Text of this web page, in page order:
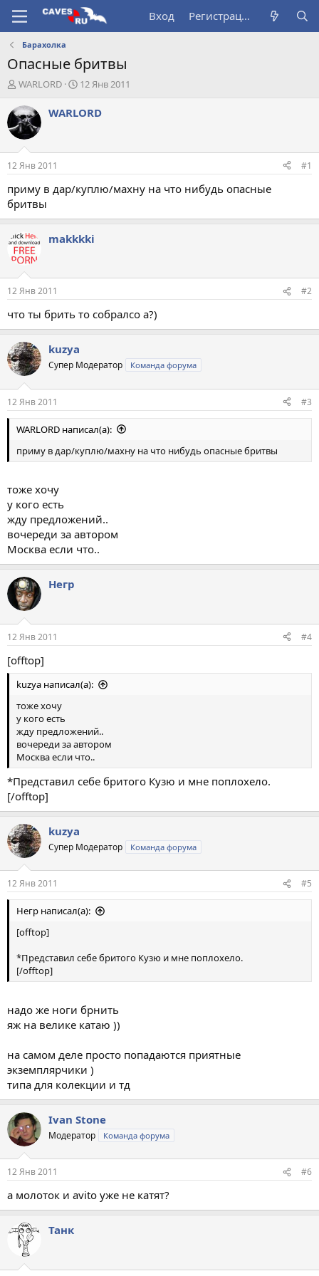
Вход Регистрация
Барахолка
Опасные бритвы
А
т
о
р
т
е
м
ы
WARLORD
Д
т
а
л
а
12 Янв 2011
WARLORD
12 Янв 2011 #1
приму в дар/куплю/махну на что нибудь опасные
бритвы
makkkki
12 Янв 2011 #2
что ты брить то собралсо а?)
kuzya
Супер Модератор Команда форума
12 Янв 2011 #3
WARLORD написал(а):
приму в дар/куплю/махну на что нибудь опасные бритвы
тоже хочу
у кого есть
жду предложений..
вочереди за автором
Москва если что..
Негр
12 Янв 2011 #4
[offtop]
kuzya написал(а):
тоже хочу
у кого есть
жду предложений..
вочереди за автором
Москва если что..
*Представил себе бритого Кузю и мне поплохело.
[/offtop]
kuzya
Супер Модератор Команда форума
12 Янв 2011 #5
Негр написал(а):
[offtop]
*Представил себе бритого Кузю и мне поплохело.
[/offtop]
надо же ноги брнить
яж на велике катаю ))
на самом деле просто попадаются приятные
экземплярчики )
типа для колекции и тд
Ivan Stone
Модератор Команда форума
12 Янв 2011 #6
а молоток и avito уже не катят?
Танк